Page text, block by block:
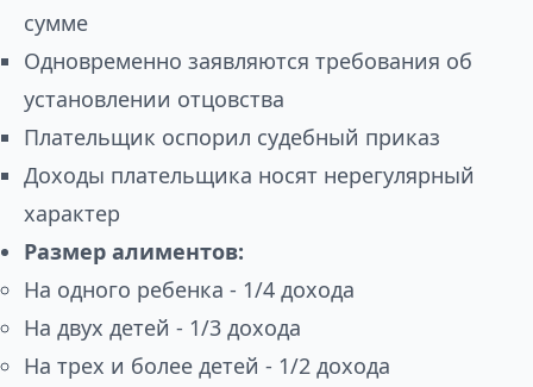
сумме
Одновременно заявляются требования об
установлении отцовства
Плательщик оспорил судебный приказ
Доходы плательщика носят нерегулярный
характер
Размер алиментов:
На одного ребенка - 1/4 дохода
На двух детей - 1/3 дохода
На трех и более детей - 1/2 дохода